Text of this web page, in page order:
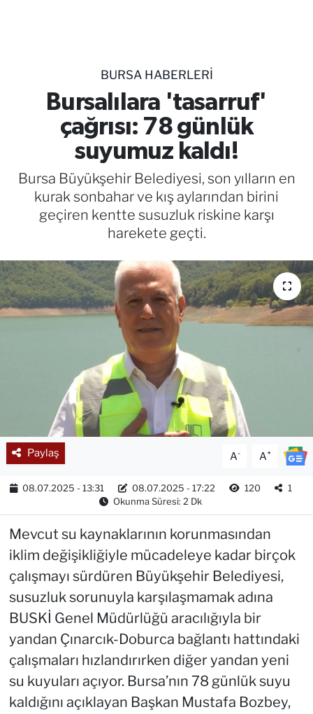
BURSA HABERLERİ
Bursalılara 'tasarruf'
çağrısı: 78 günlük
suyumuz kaldı!
Bursa Büyükşehir Belediyesi, son yılların en
kurak sonbahar ve kış aylarından birini
geçiren kentte susuzluk riskine karşı
harekete geçti.
Paylaş A- A+
08.07.2025 - 13:31 08.07.2025 - 17:22 120
1
Okunma Süresi: 2 Dk
Mevcut su kaynaklarının korunmasından
iklim değişikliğiyle mücadeleye kadar birçok
çalışmayı sürdüren Büyükşehir Belediyesi,
susuzluk sorunuyla karşılaşmamak adına
BUSKİ Genel Müdürlüğü aracılığıyla bir
yandan Çınarcık-Doburca bağlantı hattındaki
çalışmaları hızlandırırken diğer yandan yeni
su kuyuları açıyor. Bursa’nın 78 günlük suyu
kaldığını açıklayan Başkan Mustafa Bozbey,
RESMİ İLANLAR
Gencsesfm Canlı Dinle